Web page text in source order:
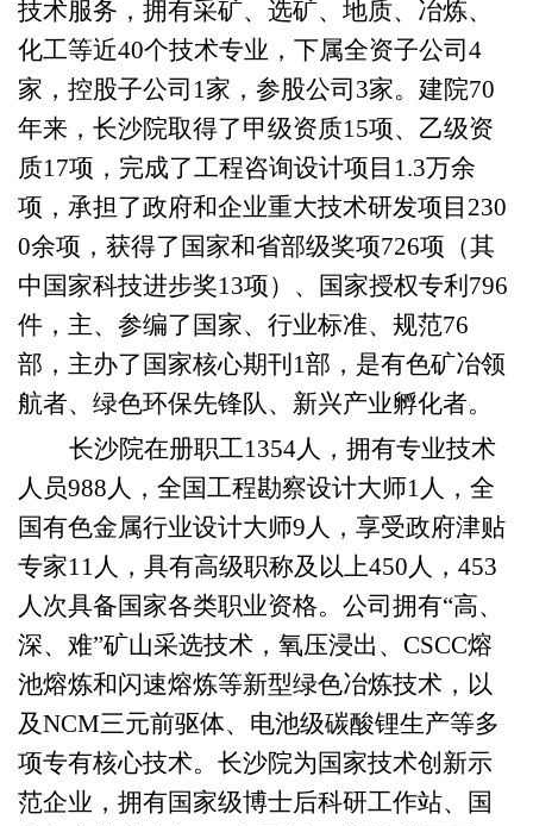
技术服务，拥有采矿、选矿、地质、冶炼、
化工等近40个技术专业，下属全资子公司4
家，控股子公司1家，参股公司3家。建院70
年来，长沙院取得了甲级资质15项、乙级资
质17项，完成了工程咨询设计项目1.3万余
项，承担了政府和企业重大技术研发项目230
0余项，获得了国家和省部级奖项726项（其
中国家科技进步奖13项）、国家授权专利796
件，主、参编了国家、行业标准、规范76
部，主办了国家核心期刊1部，是有色矿冶领
航者、绿色环保先锋队、新兴产业孵化者。
长沙院在册职工1354人，拥有专业技术
人员988人，全国工程勘察设计大师1人，全
国有色金属行业设计大师9人，享受政府津贴
专家11人，具有高级职称及以上450人， 453
人次具备国家各类职业资格。公司拥有“高、
深、难”矿山采选技术，氧压浸出、CSCC熔
池熔炼和闪速熔炼等新型绿色冶炼技术，以
及NCM三元前驱体、电池级碳酸锂生产等多
项专有核心技术。长沙院为国家技术创新示
范企业，拥有国家级博士后科研工作站、国